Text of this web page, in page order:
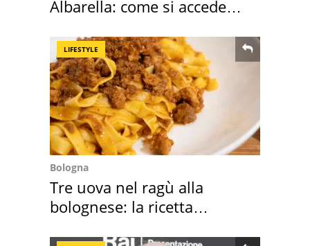
Albarella: come si accede
LIFESTYLE
Bologna
Tre uova nel ragù alla
bolognese: la ricetta